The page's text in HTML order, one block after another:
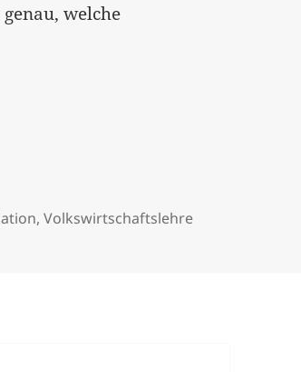
welche
,Volkswirtschaftslehre